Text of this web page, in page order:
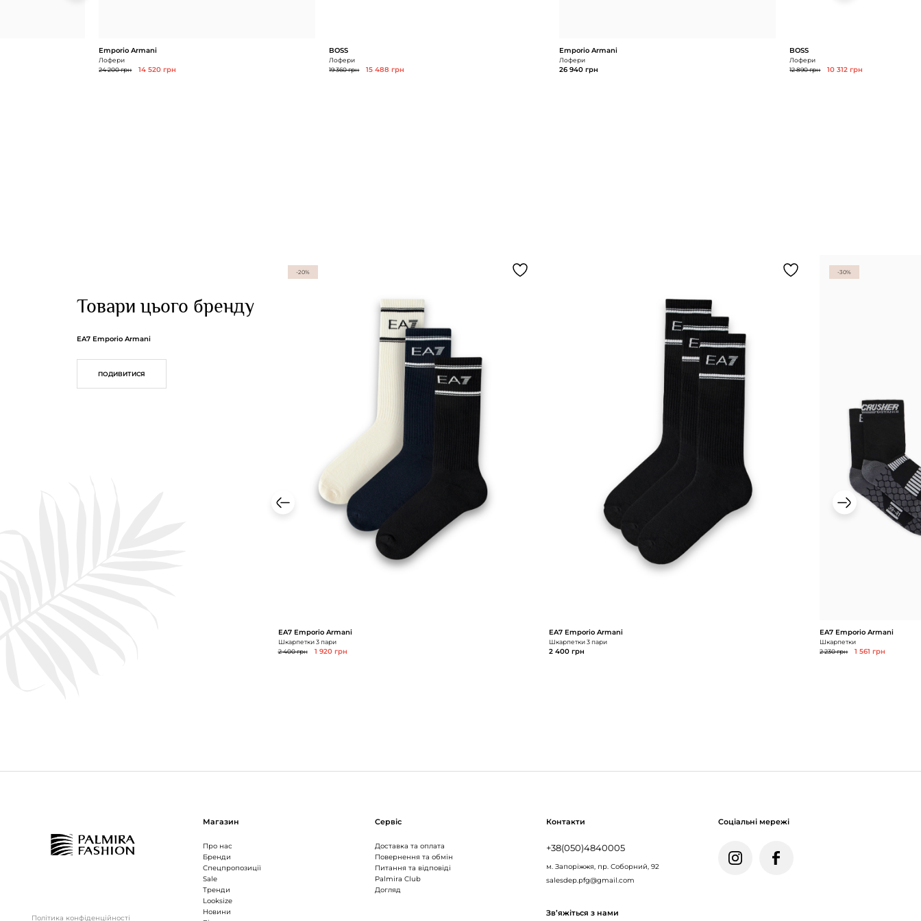
Emporio Armani
Лофери
24 200 грн
14 520 грн
BOSS
Лофери
19 360 грн
15 488 грн
Emporio Armani
Лофери
26 940 грн
BOSS
Лофери
12 890 грн
10 312 грн
Товари цього бренду
EA7 Emporio Armani
ПОДИВИТИСЯ
-20%
EA7 Emporio Armani
Шкарпетки 3 пари
2 400 грн
1 920 грн
EA7 Emporio Armani
Шкарпетки 3 пари
2 400 грн
-30%
EA7 Emporio Armani
Шкарпетки
2 230 грн
1 561 грн
Політика конфіденційності
Магазин
Про нас
Бренди
Спецпропозиції
Sale
Тренди
Looksize
Новини
Сервіс
Доставка та оплата
Повернення та обмін
Питання та відповіді
Palmira Club
Догляд
Контакти
+38(050)4840005
м. Запоріжжя, пр. Соборний, 92
salesdep.pfg@gmail.com
Зв’яжіться з нами
Соціальні мережі